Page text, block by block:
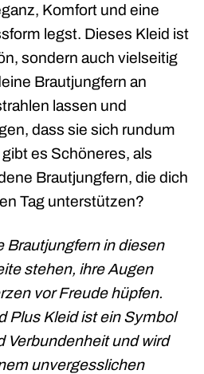
Komfort und eine
legst. Dieses Kleid ist
sondern auch vielseitig
Brautjungfern an
lassen und
dass sie sich rundum
es Schöneres, als
Brautjungfern, die dich
Tag unterstützen?
Brautjungfern in diesen
stehen, ihre Augen
vor Freude hüpfen.
Plus Kleid ist ein Symbol
Verbundenheit und wird
unvergesslichen